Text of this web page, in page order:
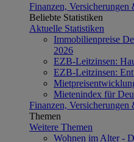
Finanzen,
Beliebte Statistiken
Aktuelle Statistiken
Immobilienpreise
2026
EZB-Leitzinsen:
EZB-Leitzinsen:
Mietenindex für
Finanzen,
Themen
Weitere Themen
Wohnen im Alter -